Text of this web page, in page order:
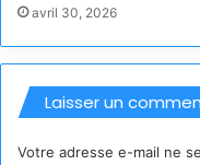
avril 30, 2026
Laisser un
Votre adresse e-mail ne